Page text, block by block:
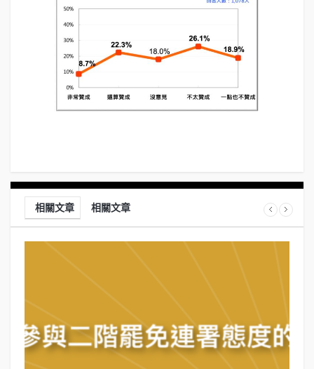
相關文章 相關文章